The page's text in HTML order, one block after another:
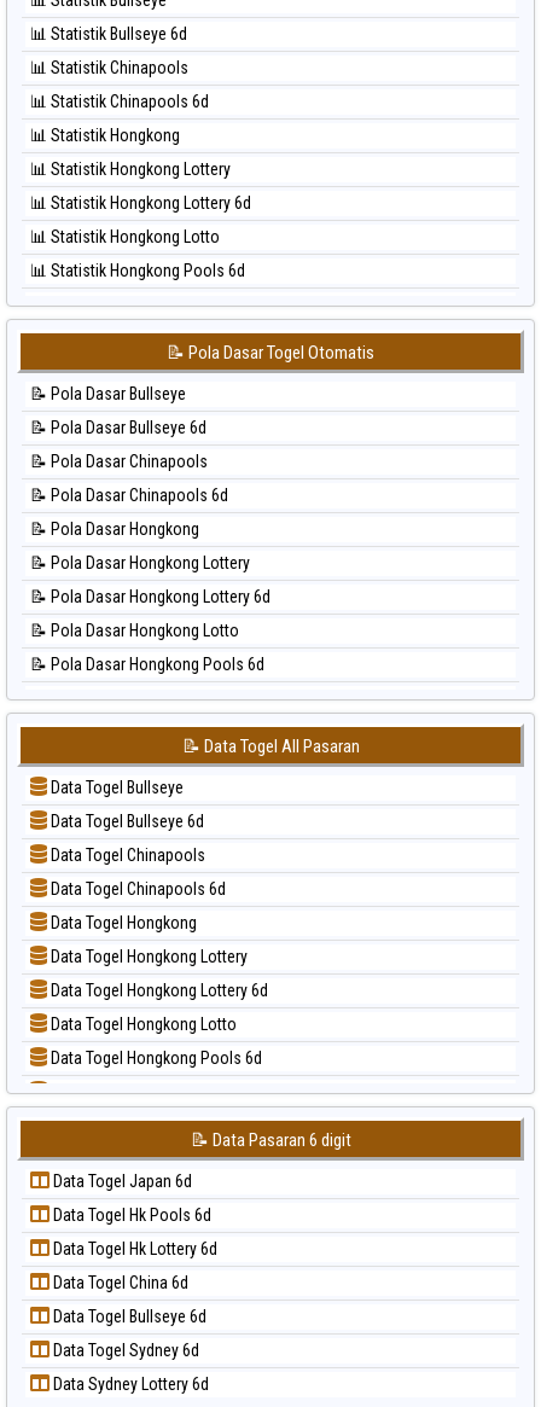
⚽ Bola Merah Taipei
⚽ Bola Merah Taiwan
⚽ Bola Hitam Kuda Lari
⚽ Bola Hitam Magnum Cambodia
⚽ Bola Hitam Nagoya
⚽ Bola Hitam North Carolina Day
⚽ Bola Hitam Pcso
⚽ Bola Hitam Sao Paulo
⚽ Bola Hitam Singapore
⚽ Bola Hitam Sydney
⚽ Bola Hitam Sydney Lottery
⚽ Bola Hitam Sydney Lottery 6d
⚽ Bola Hitam Sydney Lotto
⚽ Bola Hitam Sydney Pools 6d
⚽ Bola Hitam Taipei
⚽ Bola Hitam Taiwan
📊 Statistik Bullseye 6d
📊 Statistik Chinapools
📊 Statistik Chinapools 6d
📊 Statistik Hongkong
📊 Statistik Hongkong Lottery
📊 Statistik Hongkong Lottery 6d
📊 Statistik Hongkong Lotto
📊 Statistik Hongkong Pools 6d
📊 Statistik Japan
📊 Statistik Japan 6d
📊 Statistik Korea
📊 Statistik Kuda Lari
📊 Statistik Magnum Cambodia
📊 Statistik Nagoya
📊 Statistik New York Midday
📊 Statistik North Carolina Day
📊 Statistik Pcso
📊 Statistik Pennsylvania Day
📊 Statistik Sao Paulo
📊 Statistik Singapore
📊 Statistik Sydney
📊 Statistik Sydney Lottery
📊 Statistik Sydney Lottery 6d
📊 Statistik Sydney Lotto
📊 Statistik Sydney Pools 6d
📊 Statistik Taipei
📊 Statistik Taiwan
📝 Pola Dasar Togel Otomatis
📝 Pola Dasar Bullseye
📝 Pola Dasar Bullseye 6d
📝 Pola Dasar Chinapools
📝 Pola Dasar Chinapools 6d
📝 Pola Dasar Hongkong
📝 Pola Dasar Hongkong Lottery
📝 Pola Dasar Hongkong Lottery 6d
📝 Pola Dasar Hongkong Lotto
📝 Pola Dasar Hongkong Pools 6d
📝 Pola Dasar Japan
📝 Pola Dasar Japan 6d
📝 Pola Dasar Korea
📝 Pola Dasar Kuda Lari
📝 Pola Dasar Magnum Cambodia
📝 Pola Dasar Nagoya
📝 Pola Dasar North Carolina Day
📝 Pola Dasar Pcso
📝 Pola Dasar Sao Paulo
📝 Pola Dasar Singapore
📝 Pola Dasar Sydney
📝 Pola Dasar Sydney Lottery
📝 Pola Dasar Sydney Lottery 6d
📝 Pola Dasar Sydney Lotto
📝 Pola Dasar Sydney Pools 6d
📝 Pola Dasar Taipei
📝 Pola Dasar Taiwan
📝 Data Togel All Pasaran
Data Togel Bullseye
Data Togel Bullseye 6d
Data Togel Chinapools
Data Togel Chinapools 6d
Data Togel Hongkong
Data Togel Hongkong Lottery
Data Togel Hongkong Lottery 6d
Data Togel Hongkong Lotto
Data Togel Hongkong Pools 6d
Data Togel Japan
Data Togel Japan 6d
Data Togel Korea
Data Togel Kuda Lari
Data Togel Magnum Cambodia
Data Togel Nagoya
Data Togel North Carolina Day
Data Togel Pcso
Data Togel Sao Paulo
Data Togel Singapore
📝 Data Pasaran 6 digit
Data Togel Japan 6d
Data Togel Hk Pools 6d
Data Togel Hk Lottery 6d
Data Togel China 6d
Data Togel Bullseye 6d
Data Togel Sydney 6d
Data Sydney Lottery 6d